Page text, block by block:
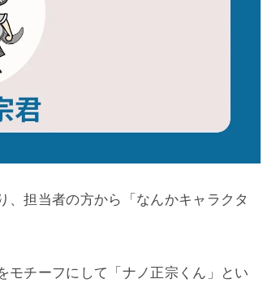
、担当者の方から「なんかキャラクタ
モチーフにして「ナノ正宗くん」とい